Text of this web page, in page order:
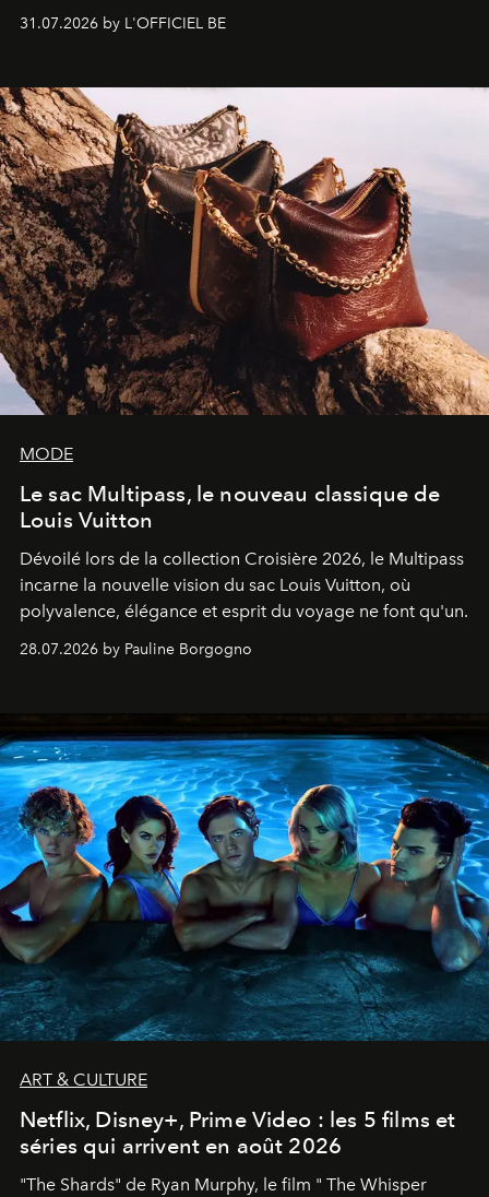
monumentales et poésie du mouvement, l'artiste
américain investit les espaces imaginés par Frank Gehry
sculpture.
31.07.2026 by L'OFFICIEL BE
MODE
Le sac Multipass, le nouveau classique de
Louis Vuitton
Dévoilé lors de la collection Croisière 2026, le Multipass
incarne la nouvelle vision du sac Louis Vuitton, où
polyvalence, élégance et esprit du voyage ne font qu'un.
28.07.2026 by Pauline Borgogno
ART & CULTURE
Netflix, Disney+, Prime Video : les 5 films et
séries qui arrivent en août 2026
"The Shards" de Ryan Murphy, le film " The Whisper